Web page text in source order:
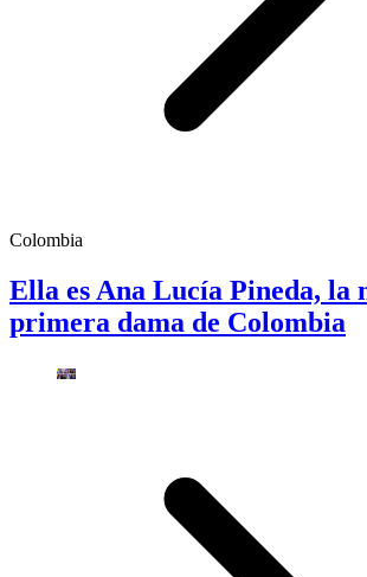
Colombia
Ella es Ana Lucía Pineda, la
primera dama de Colombia